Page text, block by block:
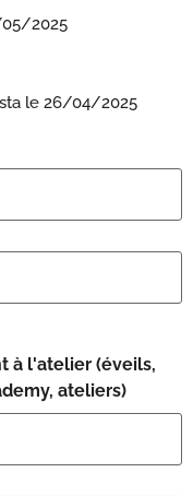
05/2025
le 26/04/2025
à l'atelier (éveils,
ateliers)